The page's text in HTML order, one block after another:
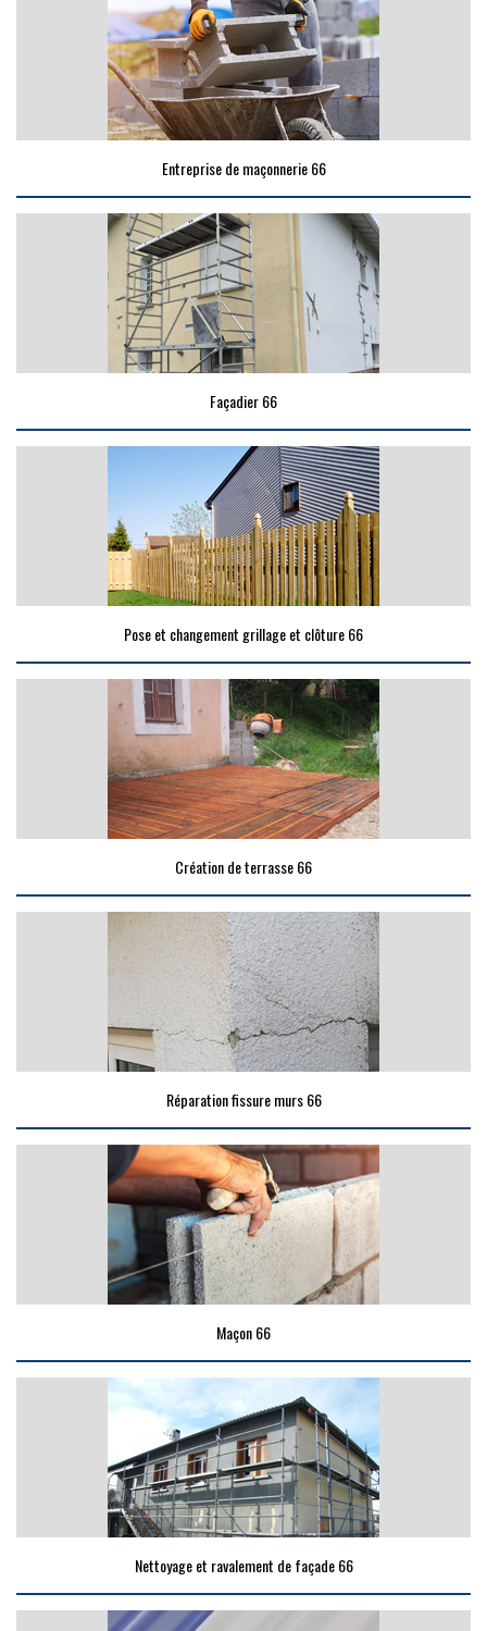
Entreprise de maçonnerie 66
Façadier 66
Pose et changement grillage et clôture 66
Création de terrasse 66
Réparation fissure murs 66
Maçon 66
Nettoyage et ravalement de façade 66